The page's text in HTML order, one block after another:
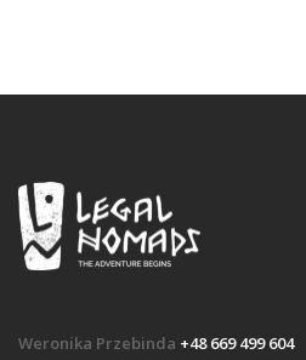
Weronika Przebinda +48 669 499 604